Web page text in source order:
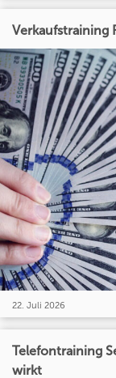
Verkaufstraining
22. Juli 2026
Telefontraining
wirkt